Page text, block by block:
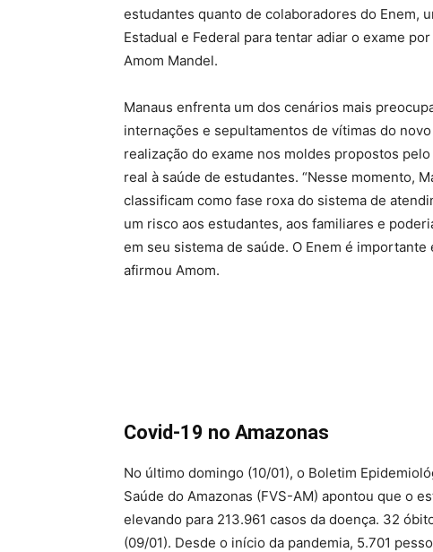
estudantes quanto de colaboradores do Enem,
Estadual e Federal para tentar adiar o exame
Amom Mandel.
Manaus enfrenta um dos cenários mais
internações e sepultamentos de vítimas do
realização do exame nos moldes propostos
real à saúde de estudantes. “Nesse momento,
classificam como fase roxa do sistema de
um risco aos estudantes, aos familiares e
em seu sistema de saúde. O Enem é
afirmou Amom.
Covid-19 no Amazonas
No último domingo (10/01), o Boletim
Saúde do Amazonas (FVS-AM) apontou que o
elevando para 213.961 casos da doença. 32
(09/01). Desde o início da pandemia, 5.701